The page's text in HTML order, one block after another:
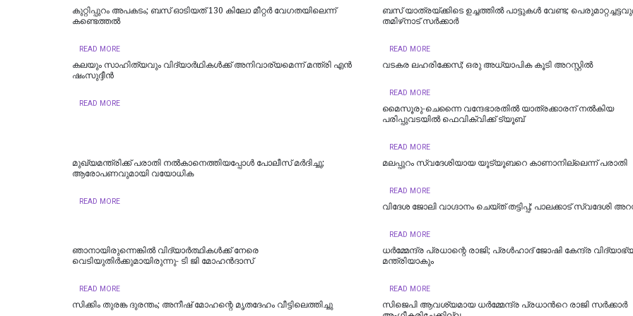
കുറ്റിപ്പുറം അപകടം; ബസ് ഓടിയത് 130 കിലോ മീറ്റർ വേഗതയിലെന്ന്
കണ്ടെത്തൽ
READ MORE
ബസ് യാത്രയ്ക്കിടെ ഉച്ചത്തിൽ പാട്ടുകൾ വേണ്ട;
തമിഴ്‌നാട് സര്‍ക്കാര്‍
READ MORE
കലയും സാഹിത്യവും വിദ്യാർഥികൾക്ക് അനിവാര്യമെന്ന് മന്ത്രി എൻ
ഷംസുദ്ദീൻ
READ MORE
വടകര ലഹരിക്കേസ്; ഒരു അധ്യാപിക കൂടി അറസ്റ്റില്‍
READ MORE
മൈസൂരു-ചെന്നൈ വന്ദേഭാരതില്‍ യാത്രക്കാരന് നല്‍കിയ
പരിപ്പുവടയില്‍ ഫെവിക്വിക്ക് ട്യൂബ്
READ MORE
മുഖ്യമന്ത്രിക്ക് പരാതി നൽകാനെത്തിയപ്പോൾ പോലീസ് മർദിച്ചു;
ആരോപണവുമായി വയോധിക
READ MORE
മലപ്പുറം സ്വദേശിയായ യൂട്യൂബറെ കാണാനില്ലെന്ന് പരാതി
READ MORE
വിദേശ ജോലി വാഗ്ദാനം ചെയ്ത് തട്ടിപ്പ്; പാലക്കാട് സ്വദേശി
READ MORE
ഞാനായിരുന്നെങ്കില്‍ വിദ്യാര്‍ത്ഥികള്‍ക്ക് നേരെ
വെടിയുതിര്‍ക്കുമായിരുന്നു- ടി ജി മോഹൻദാസ്
READ MORE
ധര്‍മ്മേന്ദ്ര പ്രധാന്റെ രാജി; പ്രള്‍ഹാദ് ജോഷി കേന്ദ്ര
മന്ത്രിയാകും
READ MORE
സിക്കിം തുരങ്ക ​​​ദുരന്തം; അനീഷ്‌ മോഹന്റെ മൃതദേഹം വീട്ടിലെത്തിച്ചു
സിജെപി ആവശ്യമായ ധർമ്മേന്ദ്ര പ്രധാന്‍റെ രാജി സർക്കാർ